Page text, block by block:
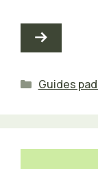
Catégories
Guides